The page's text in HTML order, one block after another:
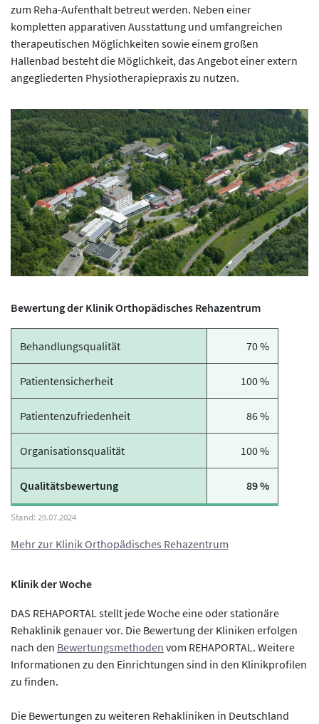
zum Reha-Aufenthalt betreut werden. Neben einer
kompletten apparativen Ausstattung und umfangreichen
therapeutischen Möglichkeiten sowie einem großen
Hallenbad besteht die Möglichkeit, das Angebot einer extern
angegliederten Physiotherapiepraxis zu nutzen.
Bewertung der Klinik Orthopädisches Rehazentrum
Behandlungsqualität 70 %
Patientensicherheit 100 %
Patientenzufriedenheit 86 %
Organisationsqualität 100 %
Qualitätsbewertung 89 %
Mehr zur Klinik Orthopädisches Rehazentrum
Klinik der Woche
DAS REHAPORTAL stellt jede Woche eine oder stationäre
Rehaklinik genauer vor. Die Bewertung der Kliniken erfolgen
nach den Bewertungsmethoden vom REHAPORTAL. Weitere
Informationen zu den Einrichtungen sind in den Klinikprofilen
zu finden.
Die Bewertungen zu weiteren Rehakliniken in Deutschland